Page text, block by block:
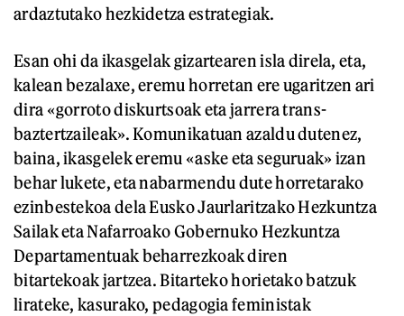
ardaztutako hezkidetza estrategiak.
Esan ohi da ikasgelak gizartearen isla direla, eta,
kalean bezalaxe, eremu horretan ere ugaritzen ari
dira «gorroto diskurtsoak eta jarrera trans-
baztertzaileak». Komunikatuan azaldu dutenez,
baina, ikasgelek eremu «aske eta seguruak» izan
behar lukete, eta nabarmendu dute horretarako
ezinbestekoa dela Eusko Jaurlaritzako Hezkuntza
Sailak eta Nafarroako Gobernuko Hezkuntza
Departamentuak beharrezkoak diren
bitartekoak jartzea. Bitarteko horietako batzuk
lirateke, kasurako, pedagogia feministak